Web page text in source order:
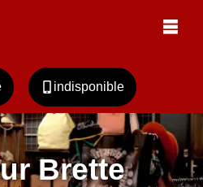
indisponible
Brette